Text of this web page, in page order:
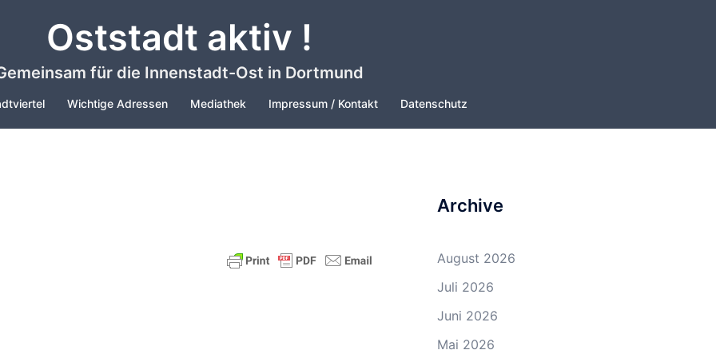
Oststadt aktiv !
für die Innenstadt-Ost in Dortmund
Wichtige Adressen Mediathek Impressum / Kontakt Datenschutz
Archive
August 2026
Juli 2026
Juni 2026
Mai 2026